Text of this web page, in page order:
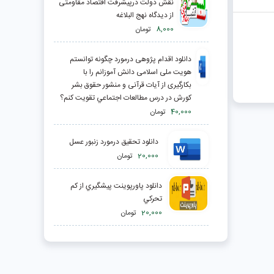
نقش دولت درپیشرفت اقتصاد مقاومتی
از دیدگاه نهج البلاغه
8,000 تومان
دانلود اقدام پژوهی درمورد چگونه توانستم
هویت ملی اسلامی دانش آموزانم را با
بکارگیری از آیات قرآنی و منشور حقوق بشر
کورش در درس مطالعات اجتماعي تقويت كنم؟
40,000 تومان
دانلود تحقیق درمورد زنبور عسل
20,000 تومان
دانلود پاورپوینت پيشگيري از كم
تحركي
20,000 تومان